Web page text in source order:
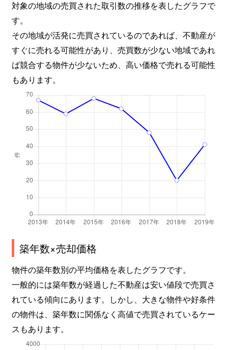
対象の地域の売買された取引数の推移を表したグラフで
す。
その地域が活発に売買されているのであれば、不動産が
すぐに売れる可能性があり、売買数が少ない地域であれ
ば競合する物件が少ないため、高い価格で売れる可能性
もあります。
築年数×売却価格
物件の築年数別の平均価格を表したグラフです。
一般的には築年数が経過した不動産は安い値段で売買さ
れている傾向にあります。しかし、大きな物件や好条件
の物件は、築年数に関係なく高値で売買されているケー
スもあります。